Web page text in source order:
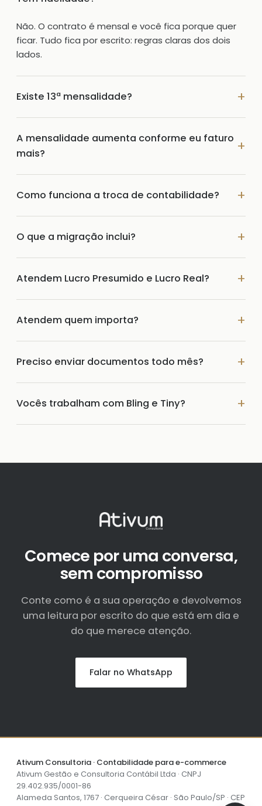
Não. O contrato é mensal e você fica porque quer
ficar. Tudo fica por escrito: regras claras dos dois
lados.
Existe 13ª mensalidade?
A mensalidade aumenta conforme eu faturo
mais?
Como funciona a troca de contabilidade?
O que a migração inclui?
Atendem Lucro Presumido e Lucro Real?
Atendem quem importa?
Preciso enviar documentos todo mês?
Vocês trabalham com Bling e Tiny?
Comece por uma conversa,
sem compromisso
Conte como é a sua operação e devolvemos
uma leitura por escrito do que está em dia e
do que merece atenção.
Falar no WhatsApp
Ativum Consultoria · Contabilidade para e-commerce
Ativum Gestão e Consultoria Contábil Ltda · CNPJ
29.402.935/0001-86
Alameda Santos, 1767 · Cerqueira César · São Paulo/SP · CEP